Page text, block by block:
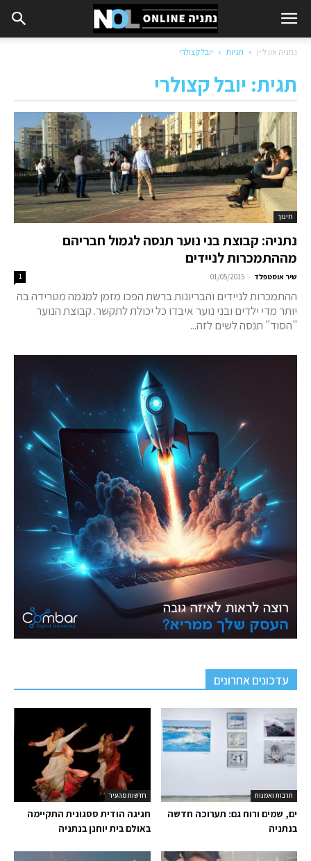
נתניה און ליין תגיות יובל קצולרי
תגית: יובל קצולרי
חינוך
נתניה: קבוצת בני נוער תנסה לגמול חבריהם
מההתמכרות לניידים
שיר אוסטפלד -
01/05/2015
1
ההתמכרות לניידים והבריונות ברשת הפכו מזמן למגמה מטרידה בה
יותר מדי ילדים ובני נוער איבדו כל יכולת לתקשר. קבוצת הנוער
"הסוד" תנסה לשים לזה...
עדכונים אחרונים
חדשות מהעיר
חגיגה הודית ססגונית התקיימה
באולם בית יוחנן בנתניה
תרבות ואמנות
ים, שמים ורוח גם: תערוכה חדשה
בנתניה